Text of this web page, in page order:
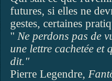
futures, si elles ne
gestes, certaines
" Ne perdons pas de
une lettre cachetée et
dit."
Pierre Legendre,